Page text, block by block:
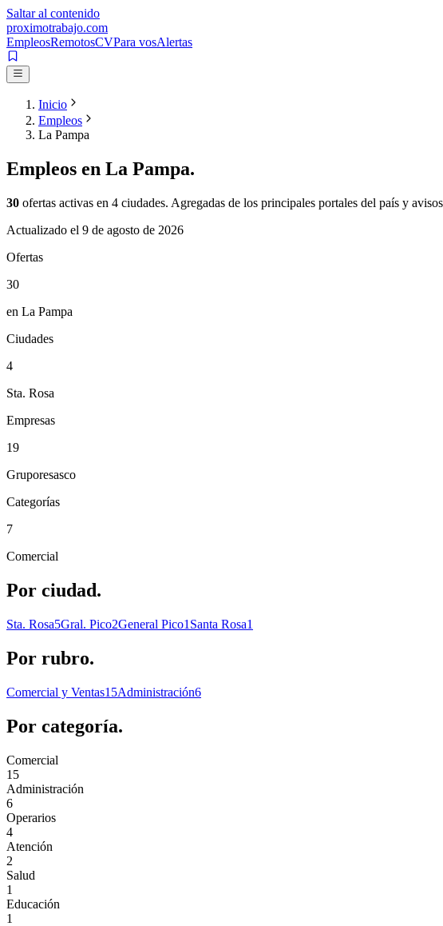
Saltar al contenido
proximotrabajo.com
EmpleosRemotosCVPara vosAlertas
Inicio
Empleos
La Pampa
Empleos en La Pampa.
30 ofertas activas en 4 ciudades. Agregadas de los principales portales del país y
Actualizado el 9 de agosto de 2026
Ofertas
30
en La Pampa
Ciudades
4
Sta. Rosa
Empresas
19
Gruporesasco
Categorías
7
Comercial
Por ciudad.
Sta. Rosa5Gral. Pico2General Pico1 Santa Rosa1
Por rubro.
Comercial y Ventas15Administración6
Por categoría.
Comercial
15
Administración
6
Operarios
4
Atención
2
Salud
1
Educación
1